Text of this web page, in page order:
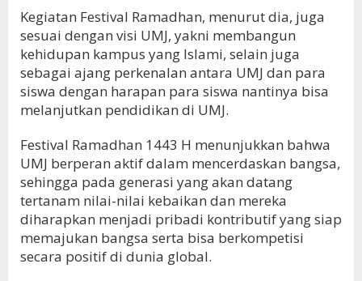
Kegiatan Festival Ramadhan, menurut dia, juga
sesuai dengan visi UMJ, yakni membangun
kehidupan kampus yang Islami, selain juga
sebagai ajang perkenalan antara UMJ dan para
siswa dengan harapan para siswa nantinya bisa
melanjutkan pendidikan di UMJ.
Festival Ramadhan 1443 H menunjukkan bahwa
UMJ berperan aktif dalam mencerdaskan bangsa,
sehingga pada generasi yang akan datang
tertanam nilai-nilai kebaikan dan mereka
diharapkan menjadi pribadi kontributif yang siap
memajukan bangsa serta bisa berkompetisi
secara positif di dunia global.